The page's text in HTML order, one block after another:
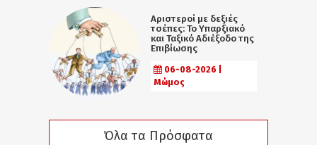
Αριστεροί με δεξιές
τσέπες: Το Υπαρξιακό
και Ταξικό Αδιέξοδο της
Επιβίωσης
06-08-2026 |
Μώμος
Όλα τα Πρόσφατα